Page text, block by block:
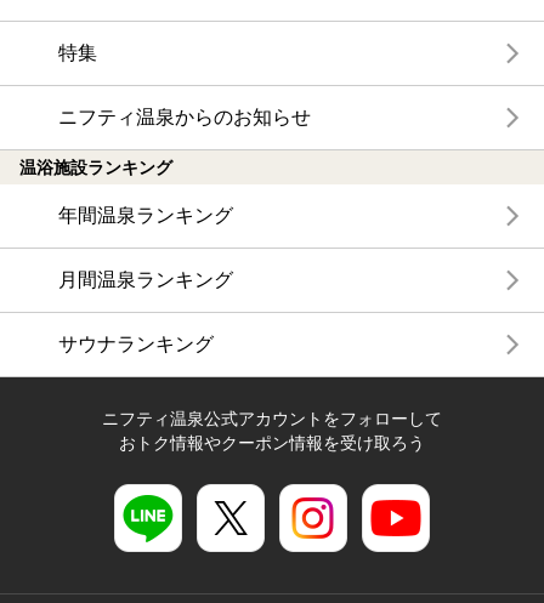
特集
ニフティ温泉からのお知らせ
温浴施設ランキング
年間温泉ランキング
月間温泉ランキング
サウナランキング
ニフティ温泉公式アカウントをフォローして
おトク情報やクーポン情報を受け取ろう